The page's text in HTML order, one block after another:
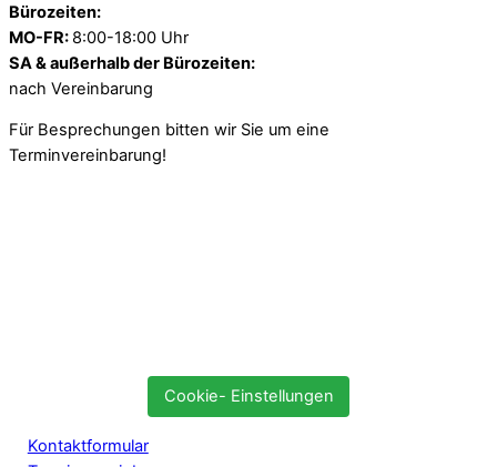
Bürozeiten:
MO-FR: 8:00-18:00 Uhr
SA & außerhalb der Bürozeiten:
nach Vereinbarung
Für Besprechungen bitten wir Sie um eine
Terminvereinbarung!
Cookie- Einstellungen
Kontaktformular